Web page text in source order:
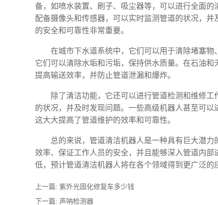
备，如喷水装置、刷子、吸尘器等，可以进行全面
配备摄像头和传感器，可以实时监测管道的状况，
的安全和可靠性非常重要。
在城市下水道系统中，它们可以用于清除堵塞
它们可以清除水垢和污垢，保持供水质量。在石油
提高输送效率，并防止管道泄漏和爆炸。
除了清洁功能，它还可以进行管道检测和维修
的状况，并及时发现问题。一些高级机器人甚至可
这大大提高了管道维护的效率和可靠性。
总的来说，管道清洁机器人是一种具有巨大潜
效率、保证工作人员的安全，并且能够深入管道内
低，预计管道清洁机器人将在各个领域得到更广泛
上一篇: 紫外光固化修复车多少钱
下一篇: 声呐检测器